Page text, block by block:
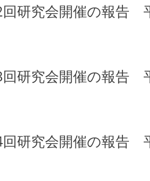
回研究会開催の報告
回研究会開催の報告
回研究会開催の報告